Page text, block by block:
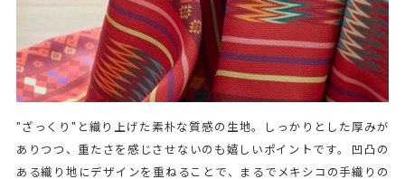
"ざっくり"と織り上げた素朴な質感の生地。しっかりとした厚みが
ありつつ、重たさを感じさせないのも嬉しいポイントです。 凹凸の
ある織り地にデザインを重ねることで、まるでメキシコの手織りの